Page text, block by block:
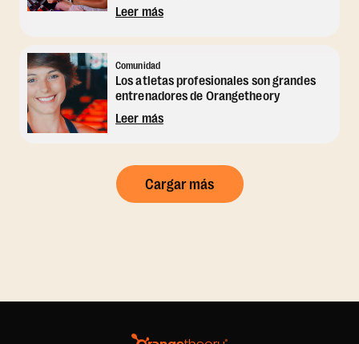
Leer más
Comunidad
Los atletas profesionales son grandes
entrenadores de Orangetheory
Leer más
Cargar más